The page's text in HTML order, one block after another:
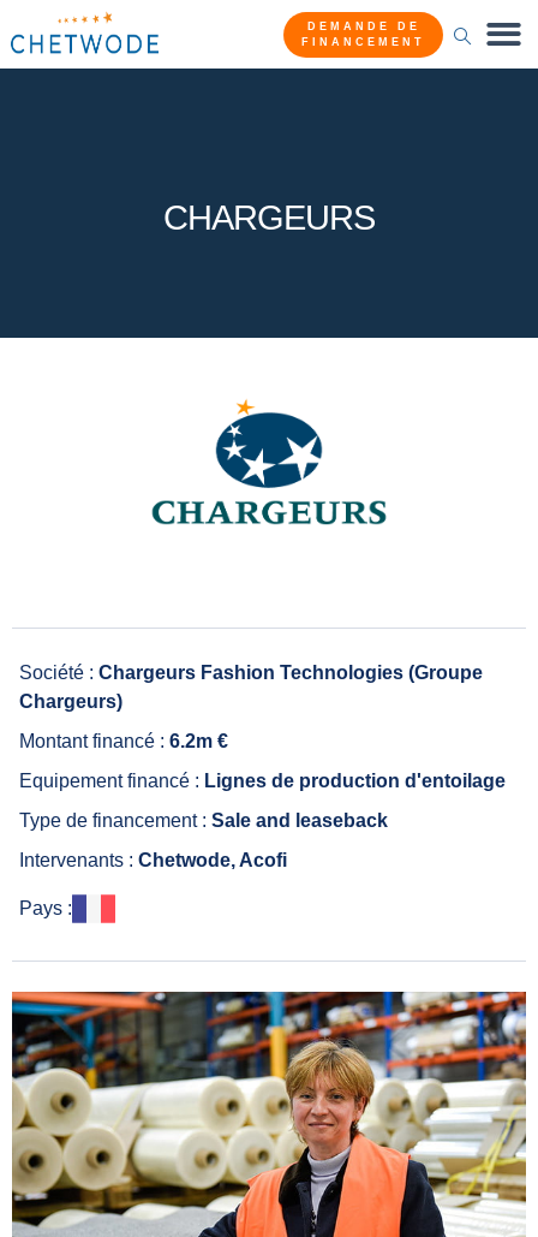
DEMANDE DE
FINANCEMENT
CHARGEURS
Société : Chargeurs Fashion Technologies (Groupe
Chargeurs)
Montant financé : 6.2m €
Equipement financé : Lignes de production d'entoilage
Type de financement : Sale and leaseback
Intervenants : Chetwode, Acofi
Pays :